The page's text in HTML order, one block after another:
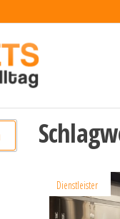
Dienstleister